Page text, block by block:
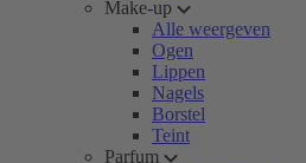
Make-up
Alle weergeven
Ogen
Lippen
Nagels
Borstel
Teint
Parfum